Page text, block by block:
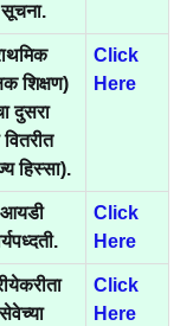
सूचना.
शिक्षण)
दुसरा
हिस्सा).
Click
Here
आयडी
Click
Here
Click
Here